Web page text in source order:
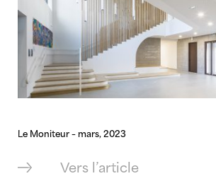
Le Moniteur – mars, 2023
Vers l’article